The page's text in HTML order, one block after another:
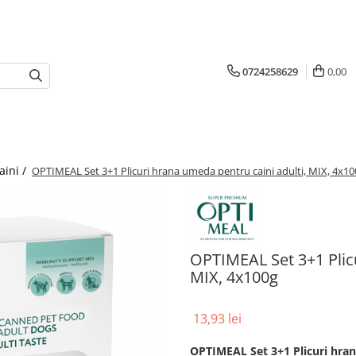
0724258629 0,00
/ OPTIMEAL Set 3+1 Plicuri hrana umeda pentru caini adulti, MIX,
OPTIMEAL Set 3+1
MIX, 4x100g
13,93 lei
OPTIMEAL Set 3+1 Plicuri